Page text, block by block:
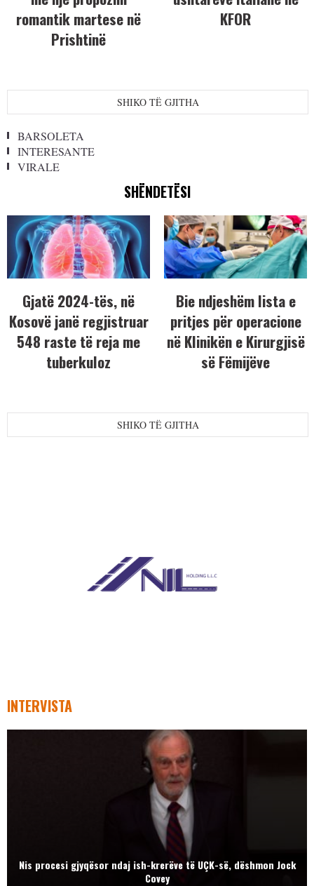
romantik martese në
Prishtinë
KFOR
SHIKO TË GJITHA
BARSOLETA
INTERESANTE
VIRALE
SHËNDETËSI
Gjatë 2024-tës, në
Kosovë janë regjistruar
548 raste të reja me
tuberkuloz
Bie ndjeshëm lista e
pritjes për operacione
në Klinikën e Kirurgjisë
së Fëmijëve
SHIKO TË GJITHA
INTERVISTA
Nis procesi gjyqësor ndaj ish-krerëve të UÇK-së, dëshmon Jock
Covey